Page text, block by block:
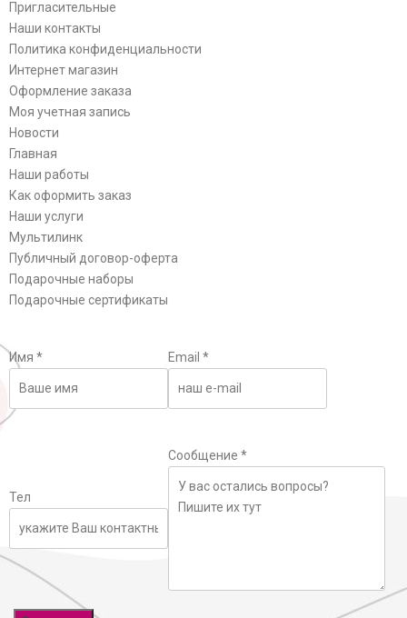
Пригласительные
Наши контакты
Политика конфиденциальности
Интернет магазин
Оформление заказа
Моя учетная запись
Новости
Главная
Наши работы
Как оформить заказ
Наши услуги
Мультилинк
Публичный договор-оферта
Подарочные наборы
Подарочные сертификаты
Имя * Email *
Тел
Сообщение *